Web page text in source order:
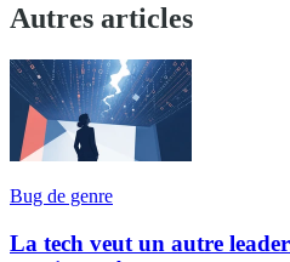
Autres articles
Bug de genre
La tech veut un autre